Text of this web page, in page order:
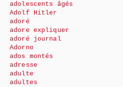
adolescents âgés
Adolf Hitler
adoré
adore expliquer
adoré journal
Adorno
ados montés
adresse
adulte
adultes